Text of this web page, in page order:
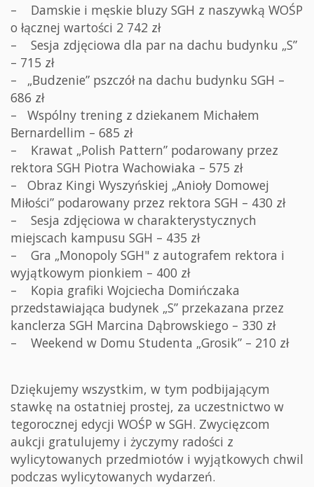
– Damskie i męskie bluzy SGH z naszywką WOŚP
o łącznej wartości 2 742 zł
– Sesja zdjęciowa dla par na dachu budynku „S”
– 715 zł
– „Budzenie” pszczół na dachu budynku SGH –
686 zł
– Wspólny trening z dziekanem Michałem
Bernardellim – 685 zł
– Krawat „Polish Pattern” podarowany przez
rektora SGH Piotra Wachowiaka – 575 zł
– Obraz Kingi Wyszyńskiej „Anioły Domowej
Miłości” podarowany przez rektora SGH – 430 zł
– Sesja zdjęciowa w charakterystycznych
miejscach kampusu SGH – 435 zł
– Gra „Monopoly SGH" z autografem rektora i
wyjątkowym pionkiem – 400 zł
– Kopia grafiki Wojciecha Domińczaka
przedstawiająca budynek „S” przekazana przez
kanclerza SGH Marcina Dąbrowskiego – 330 zł
– Weekend w Domu Studenta „Grosik” – 210 zł
Dziękujemy wszystkim, w tym podbijającym
stawkę na ostatniej prostej, za uczestnictwo w
tegorocznej edycji WOŚP w SGH. Zwycięzcom
aukcji gratulujemy i życzymy radości z
wylicytowanych przedmiotów i wyjątkowych chwil
podczas wylicytowanych wydarzeń.